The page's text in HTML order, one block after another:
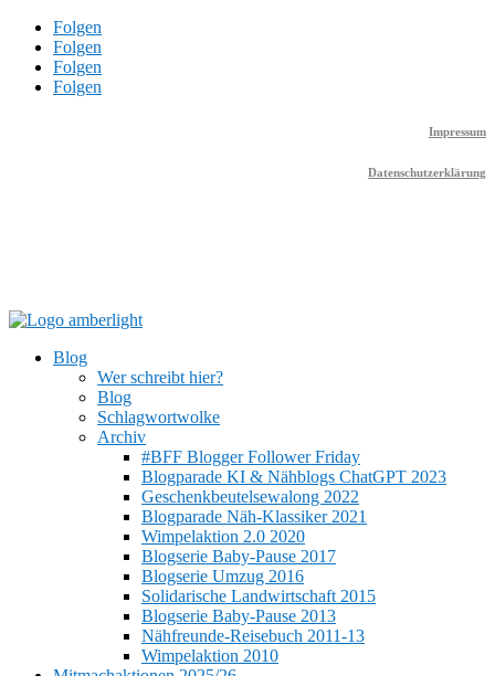
Folgen
Folgen
Folgen
Folgen
Impressum
Datenschutzerklärung
Blog
Wer schreibt hier?
Blog
Schlagwortwolke
Archiv
#BFF Blogger Follower Friday
Blogparade KI & Nähblogs ChatGPT 2023
Geschenkbeutelsewalong 2022
Blogparade Näh-Klassiker 2021
Wimpelaktion 2.0 2020
Blogserie Baby-Pause 2017
Blogserie Umzug 2016
Solidarische Landwirtschaft 2015
Blogserie Baby-Pause 2013
Nähfreunde-Reisebuch 2011-13
Wimpelaktion 2010